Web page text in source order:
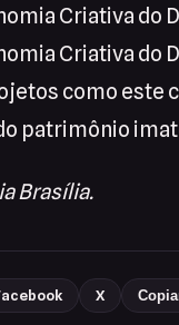
Criativa do
Criativa do
como este
patrimônio
Brasília.
X